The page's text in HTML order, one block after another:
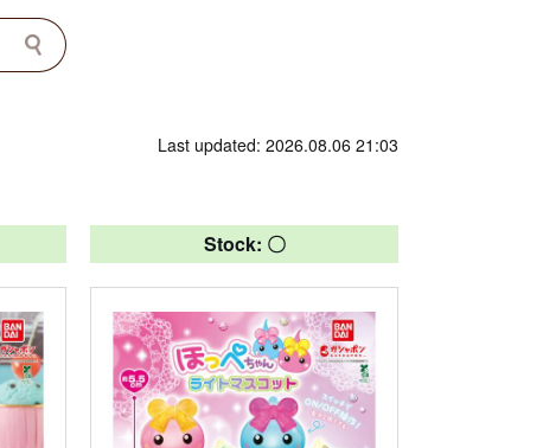
Last updated: 2026.08.06 21:03
Stock: 〇